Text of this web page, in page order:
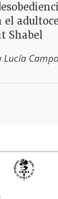
el
Shabel
Lucía